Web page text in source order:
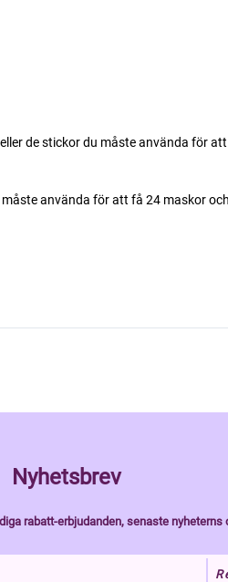
de stickor du måste använda för
använda för att få 24 maskor
Nyhetsbrev
rabatt-erbjudanden, senaste